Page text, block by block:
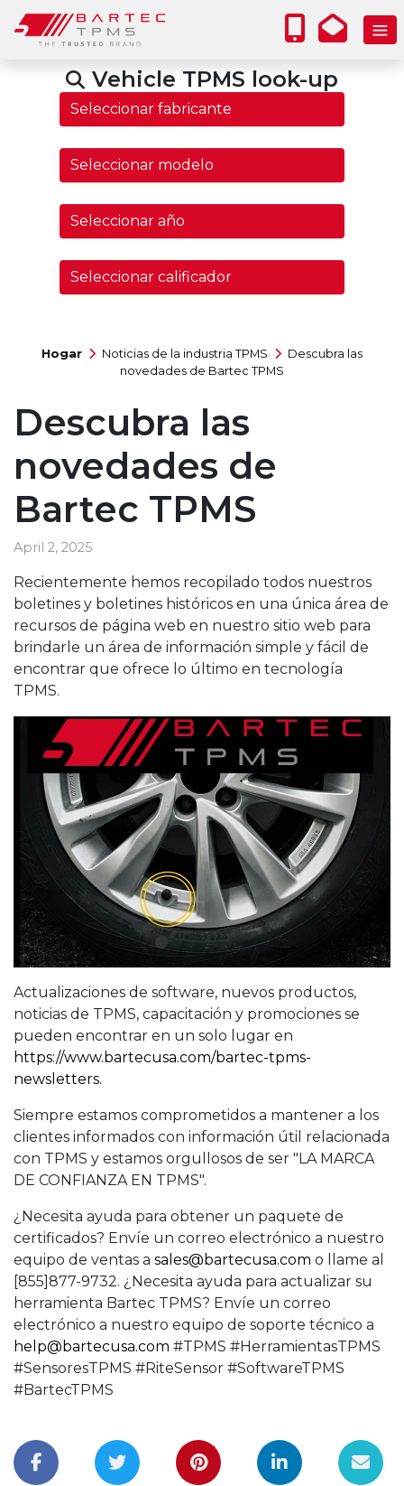
Vehicle TPMS look-up
Hogar Noticias de la industria TPMS
Descubra las
novedades de Bartec TPMS
Descubra las
novedades de
Bartec TPMS
April 2, 2025
Recientemente hemos recopilado todos nuestros
boletines y boletines históricos en una única área de
recursos de página web en nuestro sitio web para
brindarle un área de información simple y fácil de
encontrar que ofrece lo último en tecnología
TPMS.
Actualizaciones de software, nuevos productos,
noticias de TPMS, capacitación y promociones se
pueden encontrar en un solo lugar en
https://www.bartecusa.com/bartec-tpms-
newsletters.
Siempre estamos comprometidos a mantener a los
clientes informados con información útil relacionada
con TPMS y estamos orgullosos de ser "LA MARCA
DE CONFIANZA EN TPMS".
¿Necesita ayuda para obtener un paquete de
certificados? Envíe un correo electrónico a nuestro
equipo de ventas a sales@bartecusa.com o llame al
[855]877-9732. ¿Necesita ayuda para actualizar su
herramienta Bartec TPMS? Envíe un correo
electrónico a nuestro equipo de soporte técnico a
help@bartecusa.com #TPMS #HerramientasTPMS
#SensoresTPMS #RiteSensor #SoftwareTPMS
#BartecTPMS